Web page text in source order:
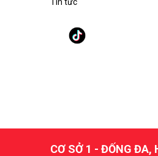
CƠ SỞ 1 - ĐỐNG ĐA,